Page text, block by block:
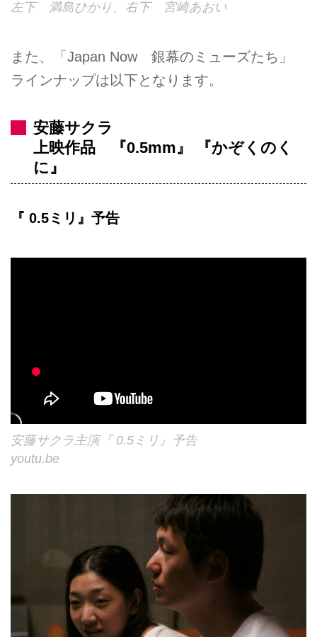
左下 満島ひかり、右下 宮崎あおい
また、「Japan Now 銀幕のミューズたち」
ラインナップは以下となります。
安藤サクラ
上映作品 『0.5mm』 『かぞくのく
に』
『 0.5ミリ』予告
安藤サクラ主演『 0.5ミリ』予告
youtu.be